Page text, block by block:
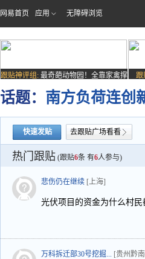
网易首页 应用 无障碍浏览
跟贴神评组: 最奇葩动物园！全靠家禽撑
场子
跟
话题： 南方负荷连创
快速发贴 去跟贴广场看看
热门跟贴 (跟贴6条 有6人参与)
悲伤仍在继续 [上海]
光伏项目的资金为什么村
万科拆迁部30号挖掘... [贵州黔